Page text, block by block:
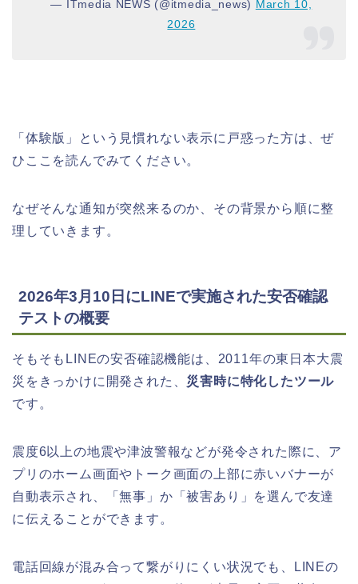
— ITmedia NEWS (@itmedia_news) March 10,
2026
「体験版」という見慣れない表示に戸惑った方は、ぜ
ひここを読んでみてください。
なぜそんな通知が突然来るのか、その背景から順に整
理していきます。
2026年3月10日にLINEで実施された安否確認
テストの概要
そもそもLINEの安否確認機能は、2011年の東日本大震
災をきっかけに開発された、 災害時に特化したツール
です。
震度6以上の地震や津波警報などが発令された際に、ア
プリのホーム画面やトーク画面の上部に赤いバナーが
自動表示され、「無事」か「被害あり」を選んで友達
に伝えることができます。
電話回線が混み合って繋がりにくい状況でも、LINEの